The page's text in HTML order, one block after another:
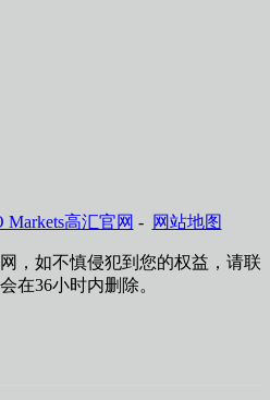
Markets高汇官网 - 网站地图
，如不慎侵犯到您的权益，请联
在36小时内删除。